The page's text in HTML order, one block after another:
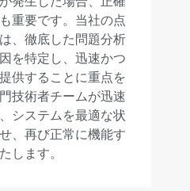
重要です。当社の点
、徹底した問題分析
を特定し、迅速かつ
供することに重点を
技術者チームが迅速
システムを最適な状
、再び正常に機能す
します。